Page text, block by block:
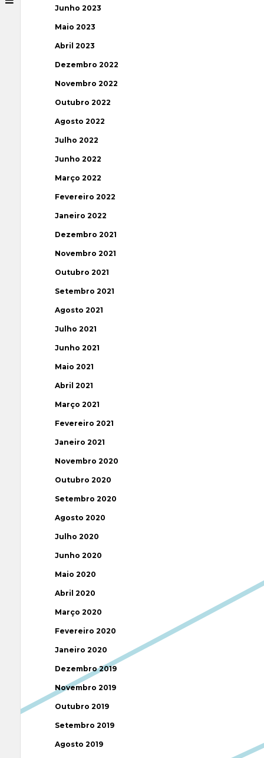
Junho 2023
Maio 2023
Abril 2023
Dezembro 2022
Novembro 2022
Outubro 2022
Agosto 2022
Julho 2022
Junho 2022
Março 2022
Fevereiro 2022
Janeiro 2022
Dezembro 2021
Novembro 2021
Outubro 2021
Setembro 2021
Agosto 2021
Julho 2021
Junho 2021
Maio 2021
Abril 2021
Março 2021
Fevereiro 2021
Janeiro 2021
Novembro 2020
Outubro 2020
Setembro 2020
Agosto 2020
Julho 2020
Junho 2020
Maio 2020
Abril 2020
Março 2020
Fevereiro 2020
Janeiro 2020
Dezembro 2019
Novembro 2019
Outubro 2019
Setembro 2019
Agosto 2019